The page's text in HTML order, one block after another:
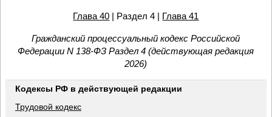
Глава 40 | Раздел 4 | Глава 41
Гражданский процессуальный кодекс Российской
Федерации N 138-ФЗ Раздел 4 (действующая редакция
2026)
Кодексы РФ в действующей редакции
Трудовой кодекс